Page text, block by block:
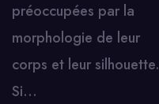
préoccupées par la
morphologie de leur
corps et leur silhouette.
Si…